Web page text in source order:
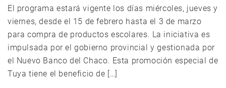
El programa estará vigente los días miércoles, jueves y
viernes, desde el 15 de febrero hasta el 3 de marzo
para compra de productos escolares. La iniciativa es
impulsada por el gobierno provincial y gestionada por
el Nuevo Banco del Chaco. Esta promoción especial de
Tuya tiene el beneficio de […]